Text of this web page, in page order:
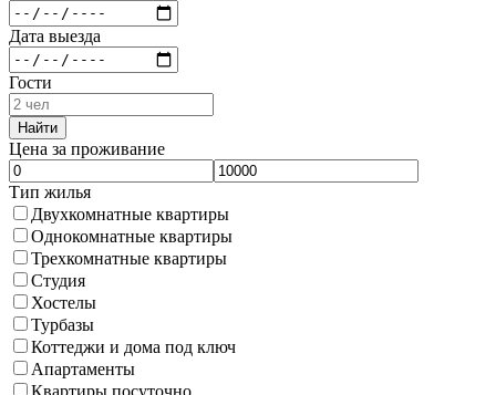
Дата выезда
Гости
Найти
Цена за проживание
Тип жилья
Двухкомнатные квартиры
Однокомнатные квартиры
Трехкомнатные квартиры
Студия
Хостелы
Турбазы
Коттеджи и дома под ключ
Апартаменты
Квартиры посуточно